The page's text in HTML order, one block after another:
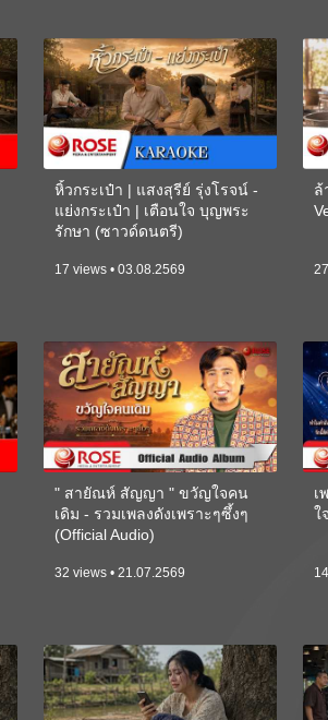
หิ้วกระเป๋า | แสงสุรีย์ รุ่งโรจน์ -
แย่งกระเป๋า | เตือนใจ บุญพระ
รักษา (ซาวด์ดนตรี)
17 views • 03.08.2569
ล้
" สายัณห์ สัญญา " ขวัญใจคน
เดิม - รวมเพลงดังเพราะๆซึ้งๆ
(Official Audio)
32 views • 21.07.2569
เ
ใ